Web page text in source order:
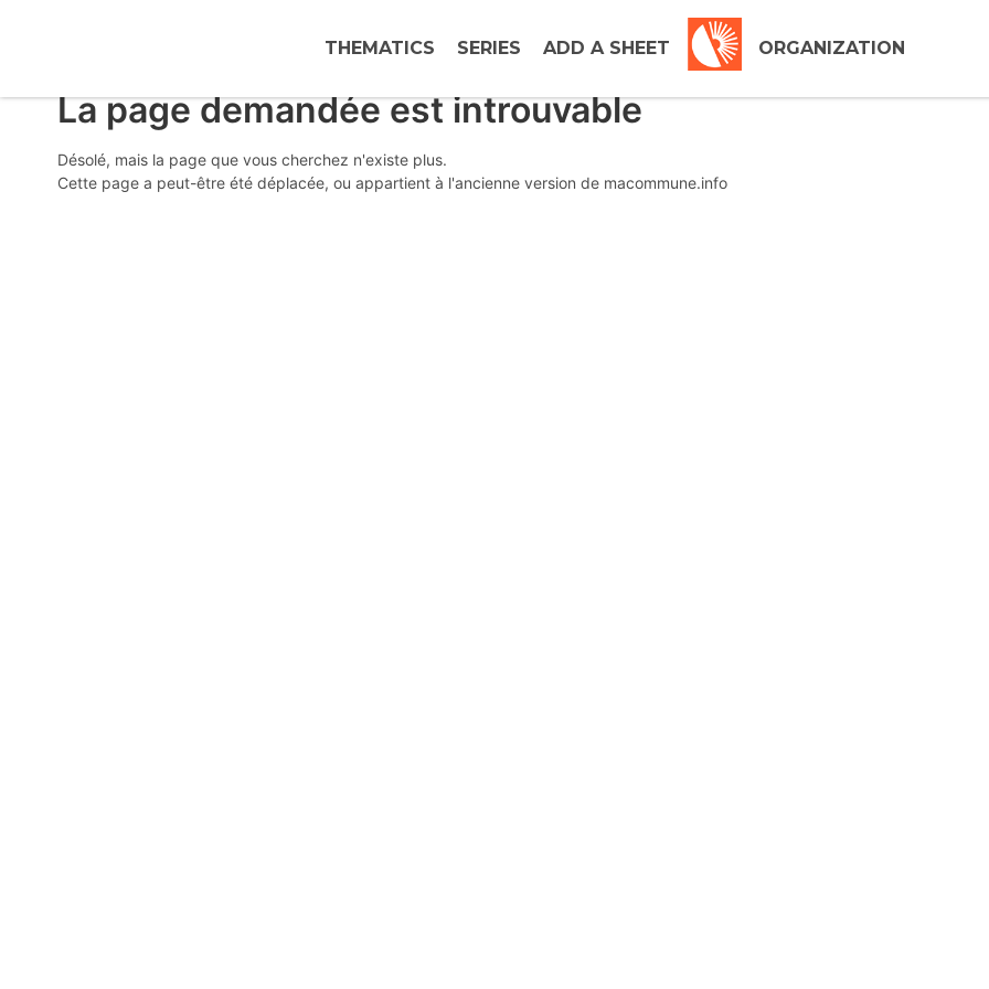
THEMATICS SERIES ADD A SHEET ORGANIZATION
La page demandée est introuvable
Désolé, mais la page que vous cherchez n'existe plus.
Cette page a peut-être été déplacée, ou appartient à l'ancienne version de macommune.info